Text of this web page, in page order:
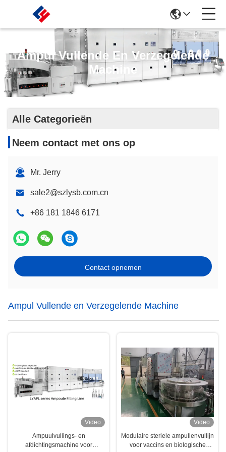
Ampul Vullende En Verzegelende
Machine
Alle Categorieën
Neem contact met ons op
Mr. Jerry
sale2@szlysb.com.cn
+86 181 1846 6171
Contact opnemen
Ampul Vullende en Verzegelende Machine
Video
Ampuulvullings- en
afdichtingsmachine voor
Video
Modulaire steriele ampullenvullijn
voor vaccins en biologische